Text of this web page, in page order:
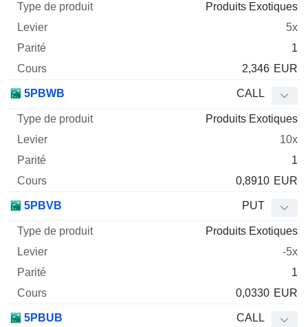
Produits Exotiques
5x
1
2,346 EUR
5PBWB CALL
Produits Exotiques
10x
1
0,8910 EUR
5PBVB PUT
Produits Exotiques
-5x
1
0,0330 EUR
5PBUB CALL